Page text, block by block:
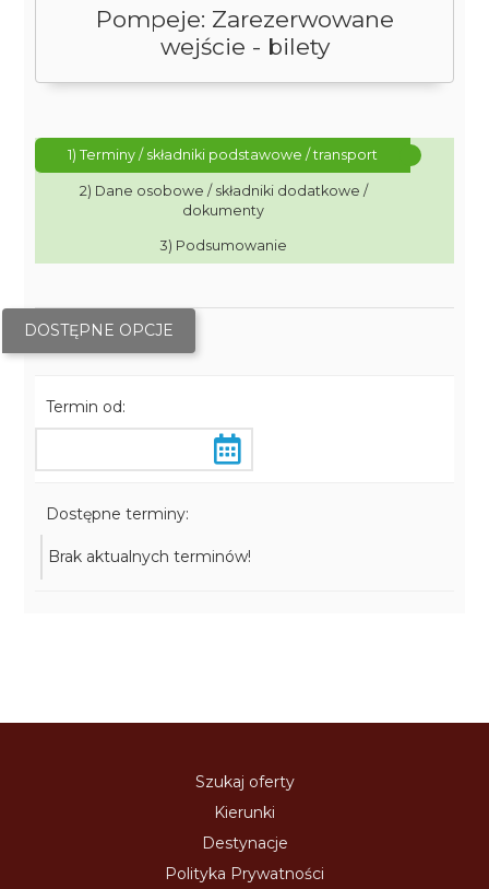
Pompeje: Zarezerwowane
wejście - bilety
1) Terminy / składniki podstawowe / transport
2) Dane osobowe / składniki dodatkowe /
dokumenty
3) Podsumowanie
DOSTĘPNE OPCJE
Termin od:
Dostępne terminy:
Brak aktualnych terminów!
Szukaj oferty
Kierunki
Destynacje
Polityka Prywatności